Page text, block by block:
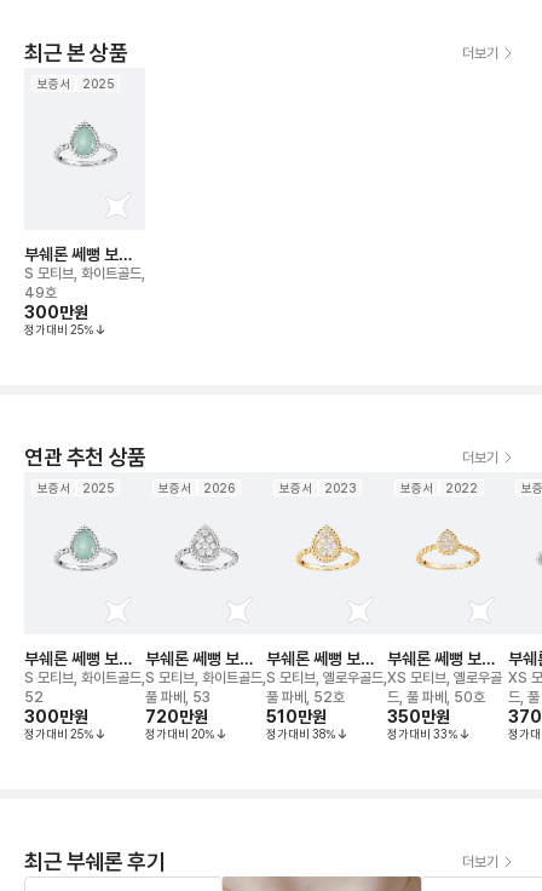
최근 본 상품 더보기
보증서 2025
부쉐론 쎄뻥 보헴
링
S 모티브, 화이트골드,
49호
300만원
정가대비 25%
연관 추천 상품 더보기
보증서 2025
부쉐론 쎄뻥 보헴
링
S 모티브, 화이트골드,
52
300만원
정가대비 25%
보증서 2026
부쉐론 쎄뻥 보헴
링
S 모티브, 화이트골드,
풀 파베, 53
720만원
정가대비 20%
보증서 2023
부쉐론 쎄뻥 보헴
링
S 모티브, 옐로우골드,
풀 파베, 52호
510만원
정가대비 38%
보증서 2022
부쉐론 쎄뻥 보헴
링
XS 모티브, 옐로우골
드, 풀 파베, 50호
350만원
정가대비 33%
보
부쉐
링
XS
드,
370
정가
최근 부쉐론 후기 더보기